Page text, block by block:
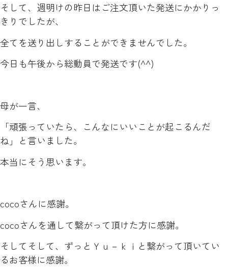
そして、週明けの昨日はご注文頂いた発送にかかりっ
きりでしたが、
全てを送り出しすることができませんでした。
今日も午後から総動員で発送です(^^)
母が一言、
「頑張っていたら、こんなにいいことが起こるんだ
ね」と言いました。
本当にそう思います。
cocoさんに感謝。
cocoさんを通して繋がって頂けた方に感謝。
そしてそして、ずっとＹｕ－ｋｉと繋がって頂いてい
るお客様に感謝。